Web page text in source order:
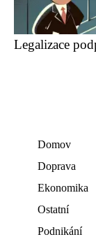
Legalizace
Domov
Doprava
Ekonomika
Ostatní
Podnikání